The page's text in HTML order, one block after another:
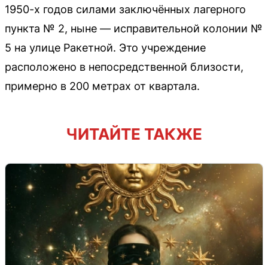
1950-х годов силами заключённых лагерного
пункта № 2, ныне — исправительной колонии №
5 на улице Ракетной. Это учреждение
расположено в непосредственной близости,
примерно в 200 метрах от квартала.
ЧИТАЙТЕ ТАКЖЕ